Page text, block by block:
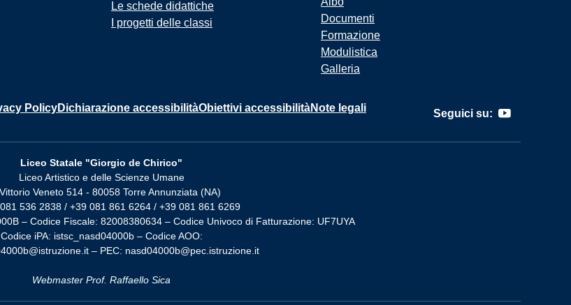
Le schede didattiche
I progetti delle classi
Documenti
Formazione
Modulistica
Galleria
PolicyDichiarazione accessibilitàObiettivi accessibilitàNote legali Seguici su:
Liceo Statale "Giorgio de Chirico"
Liceo Artistico e delle Scienze Umane
Veneto 514 - 80058 Torre Annunziata (NA)
536 2838 / +39 081 861 6264 / +39 081 861 6269
– Codice Fiscale: 82008380634 – Codice Univoco di Fatturazione: UF7UYA
Codice iPA: istsc_nasd04000b – Codice AOO:
– PEC: nasd04000b@pec.istruzione.it
Webmaster Prof. Raffaello Sica